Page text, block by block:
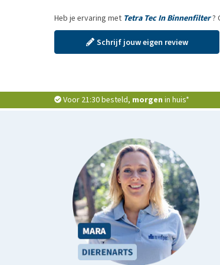
Heb je ervaring met Tetra Tec In Binnenfilter?
Schrijf jouw eigen review
Voor 21:30 besteld, morgen in huis*